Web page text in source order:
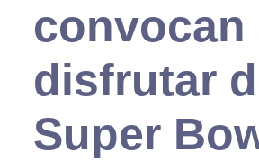
convocan
disfrutar
Super